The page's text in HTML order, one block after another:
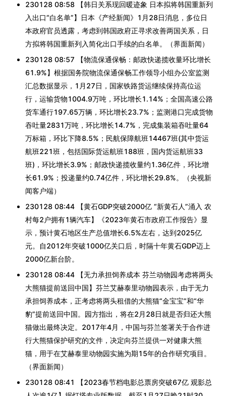
230128 08:58 【韩日关系现回暖迹象 日本拟将韩国重新列
入出口“白名单”】日本《产经新闻》1月28日消息，多位日
本政府官员透露，考虑到韩国政府正寻求改善两国关系，日
方拟将韩国重新列入简化出口手续的白名单。（界面新闻）
230128 08:57 【物流保通保畅：邮政快递揽收量环比增长
61.9%】根据国务院物流保通保畅工作领导小组办公室监测
汇总数据显示，1月27日，国家铁路货运继续保持高位运
行，运输货物1004.9万吨，环比增长1.14%；全国高速公路
货车通行197.65万辆，环比增长23.7%；监测港口完成货物
吞吐量2831万吨，环比增长14.7%，完成集装箱吞吐量64
万标箱，环比下降8.5%；民航保障航班14467班(其中货运
航班221班，包括国际货运航班188班，国内货运航班33
班)，环比增长3.9%；邮政快递揽收量约1.36亿件，环比增
长61.9%；投递量约0.74亿件，环比增长29.8%。（央视新
闻客户端）
230128 08:44 【黄石GDP突破2000亿 “新黄石人”涌入 农
村每2户拥有1辆汽车】《2023年黄石市政府工作报告》显
示，预计黄石地区生产总值增长6.5%左右，达到2025亿
元。自2012年突破1000亿关口后，时隔十年黄石GDP迈上
2000亿新台阶。
230128 08:44 【无力承担饲养成本 芬兰动物园考虑将两头
大熊猫提前送回中国】芬兰艾赫泰里动物园表示，由于无力
承担饲养成本，正考虑将两头租借的大熊猫“金宝宝”和“华
豹”提前送回中国。园方指出，将在2月28日就是否归还大熊
猫做出最终决定。2017年4月，中国与芬兰签署关于合作进
行大熊猫保护研究的文件，决定向芬兰提供一对健康大熊
猫，用于在艾赫泰里动物园实施为期15年的合作研究项目。
（界面新闻）
230128 08:41 【2023春节档电影总票房突破67亿 观影总